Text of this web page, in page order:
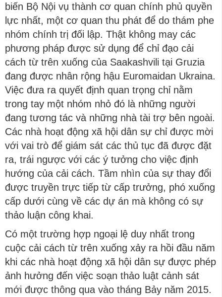
biến Bộ Nội vụ thành cơ quan chính phủ quyền
lực nhất, một cơ quan thu phát để do thám phe
nhóm chính trị đối lập. Thật không may các
phương pháp được sử dụng để chỉ đạo cải
cách từ trên xuống của Saakashvili tại Gruzia
đang được nhân rộng hậu Euromaidan Ukraina.
Việc đưa ra quyết định quan trọng chỉ nằm
trong tay một nhóm nhỏ đó là những người
đang tương tác và những nhà tài trợ bên ngoài.
Các nhà hoạt động xã hội dân sự chỉ được mời
với vai trò để giám sát các thủ tục đã được đặt
ra, trái ngược với các ý tưởng cho việc định
hướng của cải cách. Tầm nhìn của sự thay đổi
được truyền trực tiếp từ cấp trưởng, phó xuống
cấp dưới cùng về các dự án mà không có sự
thảo luận công khai.
Có một trường hợp ngoại lệ duy nhất trong
cuộc cải cách từ trên xuống xảy ra hồi đầu năm
khi các nhà hoạt động xã hội dân sự được phép
ảnh hưởng đến việc soạn thảo luật cảnh sát
mới được thông qua vào tháng Bảy năm 2015.